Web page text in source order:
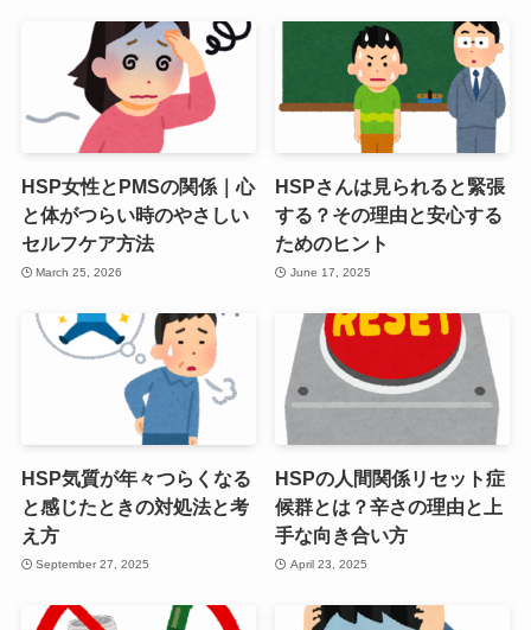
HSP女性とPMSの関係｜心
と体がつらい時のやさしい
セルフケア方法
March 25, 2026
HSPさんは見られると緊張
する？その理由と安心する
ためのヒント
June 17, 2025
HSP気質が年々つらくなる
と感じたときの対処法と考
え方
September 27, 2025
HSPの人間関係リセット症
候群とは？辛さの理由と上
手な向き合い方
April 23, 2025